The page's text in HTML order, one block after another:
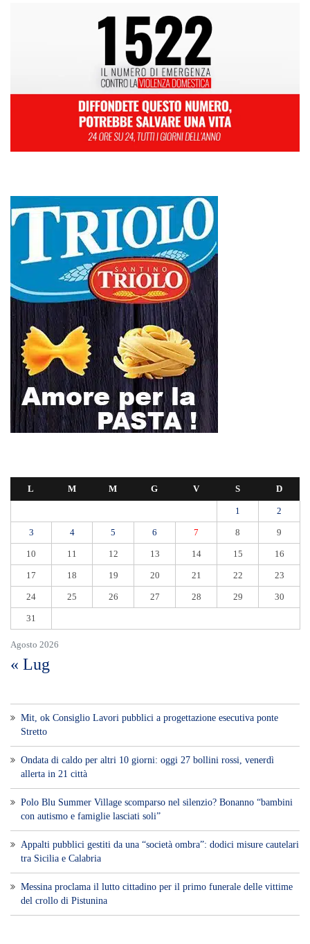
Agosto 2026
L M M G V S D
1 2
3 4 5 6 7 8 9
10 11 12 13 14 15 16
17 18 19 20 21 22 23
24 25 26 27 28 29 30
31
« Lug
Mit, ok Consiglio Lavori pubblici a progettazione esecutiva ponte
Stretto
Ondata di caldo per altri 10 giorni: oggi 27 bollini rossi, venerdì
allerta in 21 città
Polo Blu Summer Village scomparso nel silenzio? Bonanno “bambini
con autismo e famiglie lasciati soli”
Appalti pubblici gestiti da una “società ombra”: dodici misure cautelari
tra Sicilia e Calabria
Messina proclama il lutto cittadino per il primo funerale delle vittime
del crollo di Pistunina